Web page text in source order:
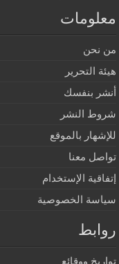
معلومات
من نحن
هيئة التحرير
أنشر بنفسك
شروط النشر
للإشهار بالموقع
تواصل معنا
إتفاقية الإستخدام
سياسة الخصوصية
روابط
تواريخ ووقائع